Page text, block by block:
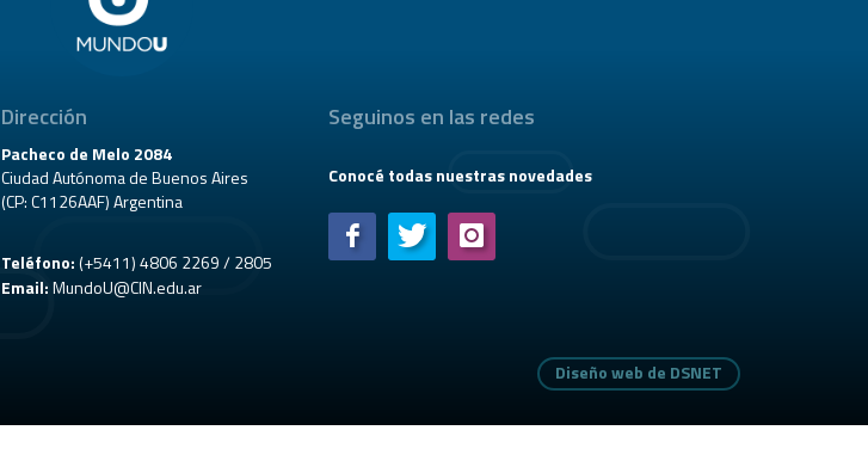
Dirección
Pacheco de Melo 2084
Ciudad Autónoma de Buenos Aires
(CP: C1126AAF) Argentina
Teléfono:(+5411) 4806 2269 / 2805
Email:MundoU@CIN.edu.ar
Seguinos en las redes
Conocé todas nuestras novedades
Diseño web de DSNET